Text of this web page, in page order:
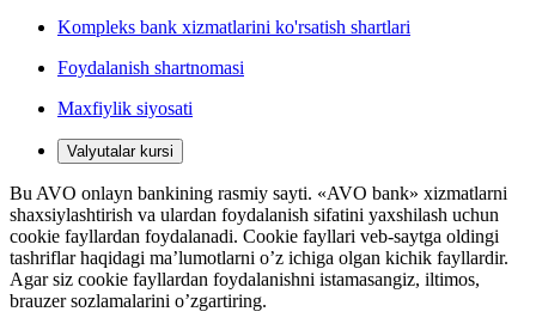
Kompleks bank xizmatlarini ko'rsatish shartlari
Foydalanish shartnomasi
Maxfiylik siyosati
Valyutalar kursi
Bu AVO onlayn bankining rasmiy sayti. «AVO bank» xizmatlarni
shaxsiylashtirish va ulardan foydalanish sifatini yaxshilash uchun
cookie fayllardan foydalanadi. Cookie fayllari veb-saytga oldingi
tashriflar haqidagi ma’lumotlarni o’z ichiga olgan kichik fayllardir.
Agar siz cookie fayllardan foydalanishni istamasangiz, iltimos,
brauzer sozlamalarini o’zgartiring.